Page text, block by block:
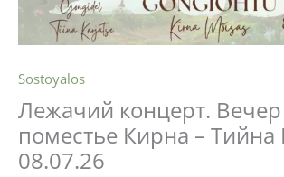
Sostoyalos
Лежачий концерт. Вечер
поместье Кирна – Тийна
08.07.26